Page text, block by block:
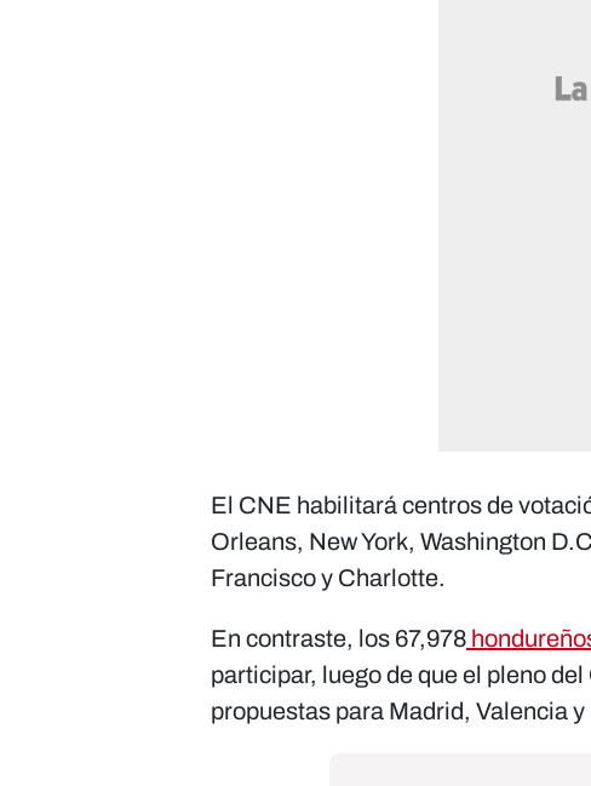
El CNE habilitará centros de
Orleans, New York, Washington
Francisco y Charlotte.
En contraste, los 67,978
participar, luego de que el pleno
propuestas para Madrid, Valencia